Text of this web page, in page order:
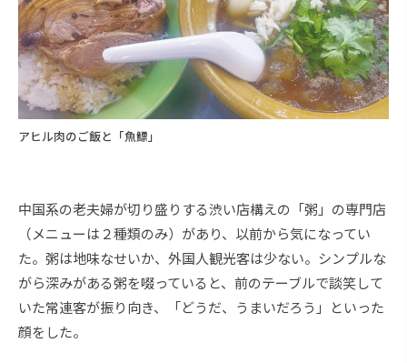
アヒル肉のご飯と「魚鰾」
中国系の老夫婦が切り盛りする渋い店構えの「粥」の専門店
（メニューは２種類のみ）があり、以前から気になってい
た。粥は地味なせいか、外国人観光客は少ない。シンプルな
がら深みがある粥を啜っていると、前のテーブルで談笑して
いた常連客が振り向き、「どうだ、うまいだろう」といった
顔をした。